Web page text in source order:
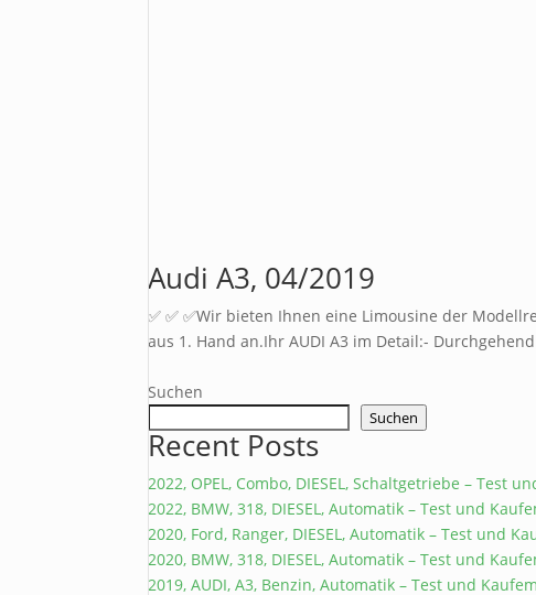
Audi A3, 04/2019
✅ ✅ ✅Wir bieten Ihnen eine Limousine der
aus 1. Hand an.Ihr AUDI A3 im Detail:-
Suchen
Suchen
Recent Posts
2022, OPEL, Combo, DIESEL, Schaltgetriebe – Test
2022, BMW, 318, DIESEL, Automatik – Test und
2020, Ford, Ranger, DIESEL, Automatik – Test und
2020, BMW, 318, DIESEL, Automatik – Test und
2019, AUDI, A3, Benzin, Automatik – Test und